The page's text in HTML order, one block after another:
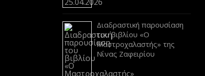
Διαδραστική παρουσίαση
του βιβλίου «Ο
Μαστροχαλαστής» της
Νίνας Ζαφειρίου